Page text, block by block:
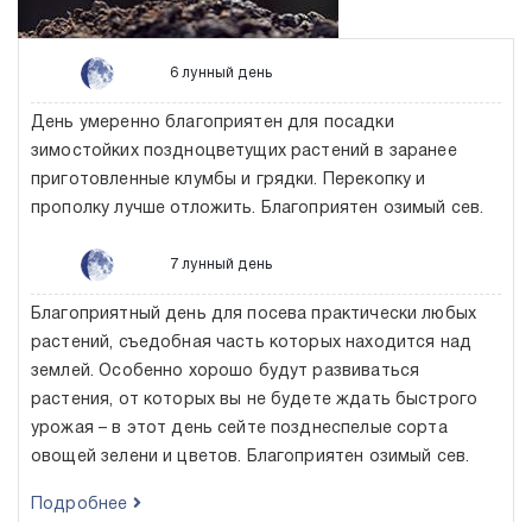
6 лунный день
День умеренно благоприятен для посадки
зимостойких поздноцветущих растений в заранее
приготовленные клумбы и грядки. Перекопку и
прополку лучше отложить. Благоприятен озимый сев.
7 лунный день
Благоприятный день для посева практически любых
растений, съедобная часть которых находится над
землей. Особенно хорошо будут развиваться
растения, от которых вы не будете ждать быстрого
урожая – в этот день сейте позднеспелые сорта
овощей зелени и цветов. Благоприятен озимый сев.
Подробнее